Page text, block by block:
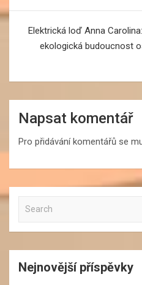
Elektrická loď Anna
ekologická budoucnost
Napsat komentář
Pro přidávání komentářů se
a
r
c
Nejnovější příspěvky